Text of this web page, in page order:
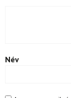
Név